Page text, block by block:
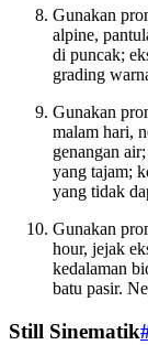
Gunakan
alpine,
di puncak;
grading
Gunakan
malam hari,
genangan
yang tajam;
yang tidak
Gunakan
hour, jejak
kedalaman
batu pasir.
Still Sinematik